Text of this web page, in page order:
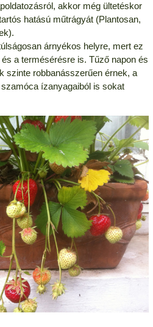
akkor még ültetéskor
hatású műtrágyát (Plantosan,
árnyékos helyre, mert ez
a termésérésre is. Tűző napon és
szinte robbanásszerűen érnek, a
ízanyagaiból is sokat